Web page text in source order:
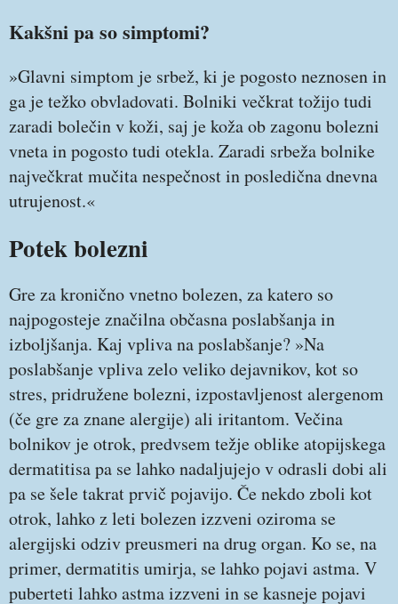
Kakšni pa so simptomi?
»Glavni simptom je srbež, ki je pogosto neznosen in
ga je težko obvladovati. Bolniki večkrat tožijo tudi
zaradi bolečin v koži, saj je koža ob zagonu bolezni
vneta in pogosto tudi otekla. Zaradi srbeža bolnike
največkrat mučita nespečnost in posledična dnevna
utrujenost.«
Potek bolezni
Gre za kronično vnetno bolezen, za katero so
najpogosteje značilna občasna poslabšanja in
izboljšanja. Kaj vpliva na poslabšanje? »Na
poslabšanje vpliva zelo veliko dejavnikov, kot so
stres, pridružene bolezni, izpostavljenost alergenom
(če gre za znane alergije) ali iritantom. Večina
bolnikov je otrok, predvsem težje oblike atopijskega
dermatitisa pa se lahko nadaljujejo v odrasli dobi ali
pa se šele takrat prvič pojavijo. Če nekdo zboli kot
otrok, lahko z leti bolezen izzveni oziroma se
alergijski odziv preusmeri na drug organ. Ko se, na
primer, dermatitis umirja, se lahko pojavi astma. V
puberteti lahko astma izzveni in se kasneje pojavi